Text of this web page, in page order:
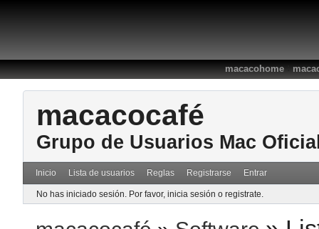
macacohome:
macacocafé
Grupo de Usuarios Mac
Inicio Lista de usuarios Reglas Registrarse Entrar
No has iniciado sesión. Por favor, inicia sesión o registrate.